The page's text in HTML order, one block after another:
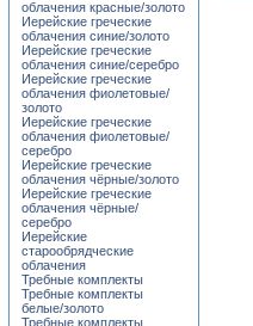
облачения красные/золото
Иерейские греческие
облачения синие/золото
Иерейские греческие
облачения синие/серебро
Иерейские греческие
облачения фиолетовые/
золото
Иерейские греческие
облачения фиолетовые/
серебро
Иерейские греческие
облачения чёрные/золото
Иерейские греческие
облачения чёрные/
серебро
Иерейские
старообрядческие
облачения
Требные комплекты
Требные комплекты
белые/золото
Требные комплекты